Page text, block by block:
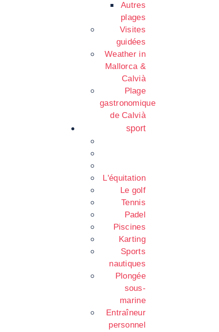
Autres
plages
Visites
guidées
Weather in
Mallorca &
Calvià
Plage
gastronomique
de Calvià
sport
L'équitation
Le golf
Tennis
Padel
Piscines
Karting
Sports
nautiques
Plongée
sous-
marine
Entraîneur
personnel